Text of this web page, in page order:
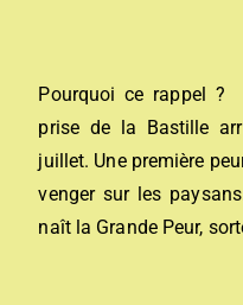
Pourquoi ce rappel ?
prise de la Bastille
juillet. Une première
venger sur les
naît la Grande Peur,